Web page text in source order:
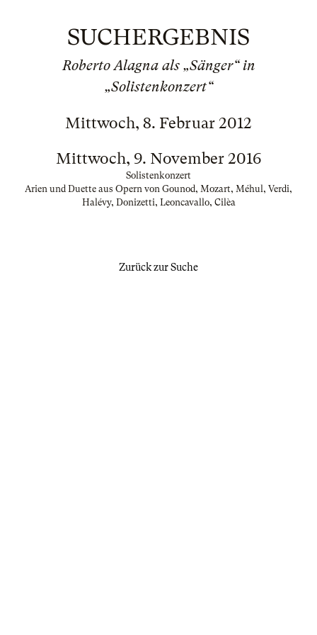
SUCHERGEBNIS
Roberto Alagna als „Sänger“ in
„Solistenkonzert“
Mittwoch, 8. Februar 2012
Mittwoch, 9. November 2016
Solistenkonzert
Arien und Duette aus Opern von Gounod, Mozart, Méhul, Verdi,
Halévy, Donizetti, Leoncavallo, Cilèa
Zurück zur Suche